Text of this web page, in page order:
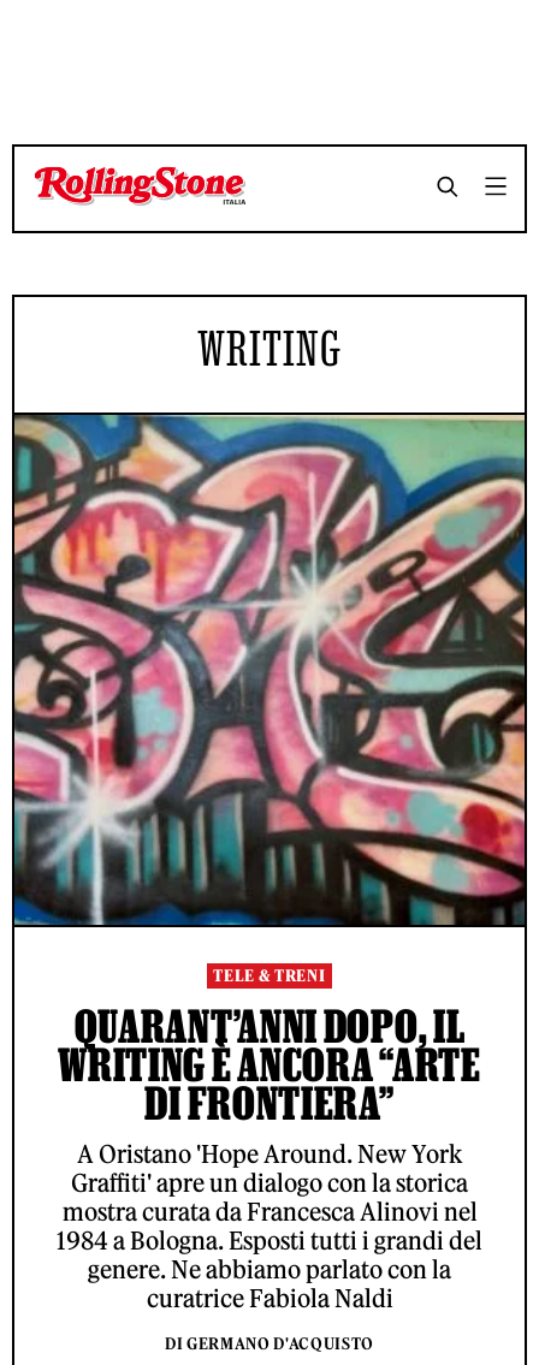
WRITING
TELE & TRENI
QUARANT’ANNI DOPO, IL
WRITING È ANCORA “ARTE
DI FRONTIERA”
A Oristano 'Hope Around. New York
Graffiti' apre un dialogo con la storica
mostra curata da Francesca Alinovi nel
1984 a Bologna. Esposti tutti i grandi del
genere. Ne abbiamo parlato con la
curatrice Fabiola Naldi
DI GERMANO D'ACQUISTO